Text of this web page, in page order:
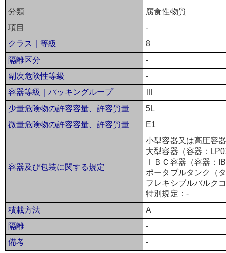
分類
腐食性物質
項目
-
クラス｜等級
8
隔離区分
-
副次危険性等級
-
容器等級｜パッキングループ
Ⅲ
少量危険物の許容容量、許容質量
5L
微量危険物の許容容量、許容質量
E1
容器及び包装に関する規定
小型容器又は高圧容
大型容器（容器：
ＩＢＣ容器（容器：
ポータブルタンク（
フレキシブルバルク
特別規定：-
積載方法
A
隔離
-
備考
-